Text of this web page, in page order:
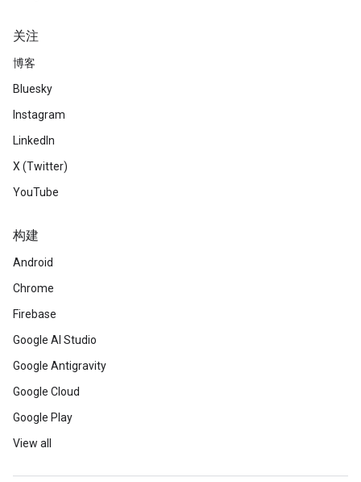
关注
博客
Bluesky
Instagram
LinkedIn
X (Twitter)
YouTube
构建
Android
Chrome
Firebase
Google AI Studio
Google Antigravity
Google Cloud
Google Play
View all